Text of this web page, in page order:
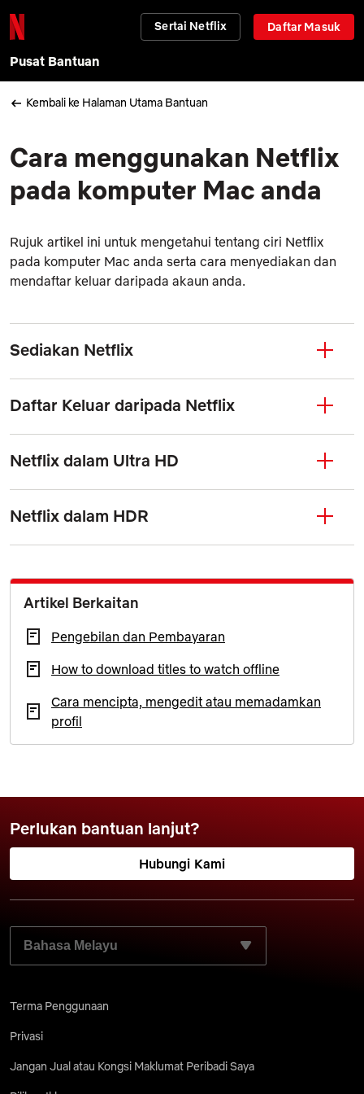
Sertai Netflix Daftar Masuk
Pusat Bantuan
Kembali ke Halaman Utama Bantuan
Cara menggunakan Netflix
pada komputer Mac anda
Rujuk artikel ini untuk mengetahui tentang ciri Netflix
pada komputer Mac anda serta cara menyediakan dan
mendaftar keluar daripada akaun anda.
Sediakan Netflix
Daftar Keluar daripada Netflix
Netflix dalam Ultra HD
Netflix dalam HDR
Artikel Berkaitan
Pengebilan dan Pembayaran
How to download titles to watch offline
Cara mencipta, mengedit atau memadamkan
profil
Perlukan bantuan lanjut?
Hubungi Kami
PILIH BAHASA PILIHAN ANDA:
Terma Penggunaan
Privasi
Jangan Jual atau Kongsi Maklumat Peribadi Saya